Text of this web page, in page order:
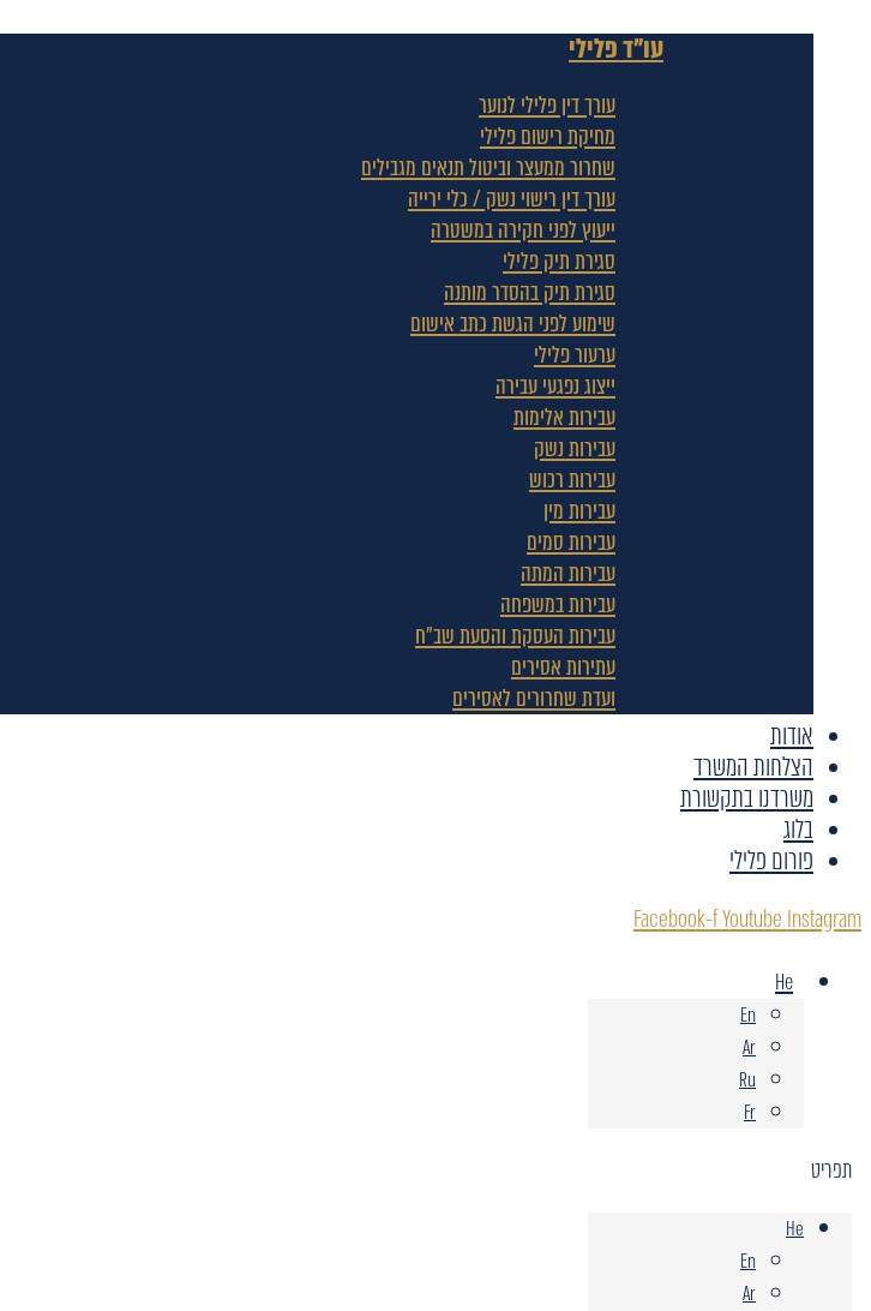
עו"ד פלילי
עורך דין פלילי לנוער
מחיקת רישום פלילי
שחרור ממעצר וביטול תנאים מגבילים
עורך דין רישוי נשק / כלי ירייה
ייעוץ לפני חקירה במשטרה
סגירת תיק פלילי
סגירת תיק בהסדר מותנה
שימוע לפני הגשת כתב אישום
ערעור פלילי
ייצוג נפגעי עבירה
עבירות אלימות
עבירות נשק
עבירות רכוש
עבירות מין
עבירות סמים
עבירות המתה
עבירות במשפחה
עבירות העסקת והסעת שב"ח
עתירות אסירים
ועדת שחרורים לאסירים
אודות
הצלחות המשרד
משרדנו בתקשורת
בלוג
פורום פלילי
Facebook-fYoutube Instagram
He
En
Ar
Ru
Fr
תפריט
He
En
Ar